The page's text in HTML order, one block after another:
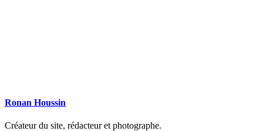
Ronan Houssin
Créateur du site, rédacteur et photographe.